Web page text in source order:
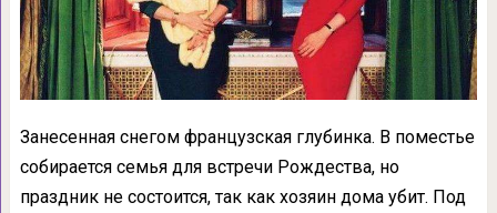
Занесенная снегом французская глубинка. В поместье
собирается семья для встречи Рождества, но
праздник не состоится, так как хозяин дома убит. Под